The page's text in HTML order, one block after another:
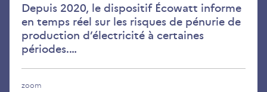
Depuis 2020, le dispositif Écowatt informe
en temps réel sur les risques de pénurie de
production d’électricité à certaines
périodes.…
zoom